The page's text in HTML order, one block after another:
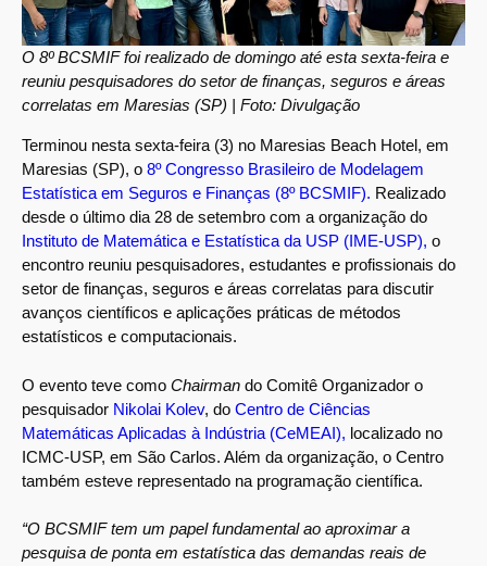
O 8º BCSMIF foi realizado de domingo até esta sexta-feira e
reuniu pesquisadores do setor de finanças, seguros e áreas
correlatas em Maresias (SP) | Foto: Divulgação
Terminou nesta sexta-feira (3) no Maresias Beach Hotel, em
Maresias (SP), o 8º Congresso Brasileiro de Modelagem
Estatística em Seguros e Finanças (8º BCSMIF). Realizado
desde o último dia 28 de setembro com a organização do
Instituto de Matemática e Estatística da USP (IME-USP), o
encontro reuniu pesquisadores, estudantes e profissionais do
setor de finanças, seguros e áreas correlatas para discutir
avanços científicos e aplicações práticas de métodos
estatísticos e computacionais.
O evento teve como Chairman do Comitê Organizador o
pesquisador Nikolai Kolev, do Centro de Ciências
Matemáticas Aplicadas à Indústria (CeMEAI), localizado no
ICMC-USP, em São Carlos. Além da organização, o Centro
também esteve representado na programação científica.
“O BCSMIF tem um papel fundamental ao aproximar a
pesquisa de ponta em estatística das demandas reais de